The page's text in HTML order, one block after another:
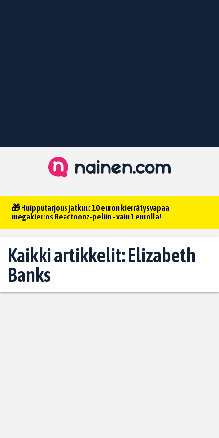
🎁 Huipputarjous jatkuu: 10 euron kierrätysvapaa
megakierros Reactoonz-peliin - vain 1 eurolla!
Kaikki artikkelit: Elizabeth
Banks